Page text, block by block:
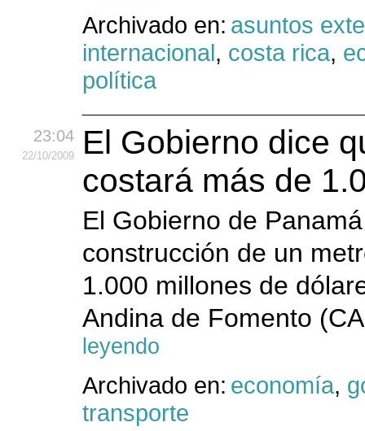
Archivado en: asuntos
internacional, costa rica,
política
23:04
22/10/2009
El Gobierno dice
costará más de
El Gobierno de
construcción de un
1.000 millones de
Andina de Fomento
leyendo
Archivado en: economía,
transporte